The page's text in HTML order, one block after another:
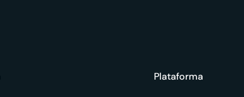
Plataforma